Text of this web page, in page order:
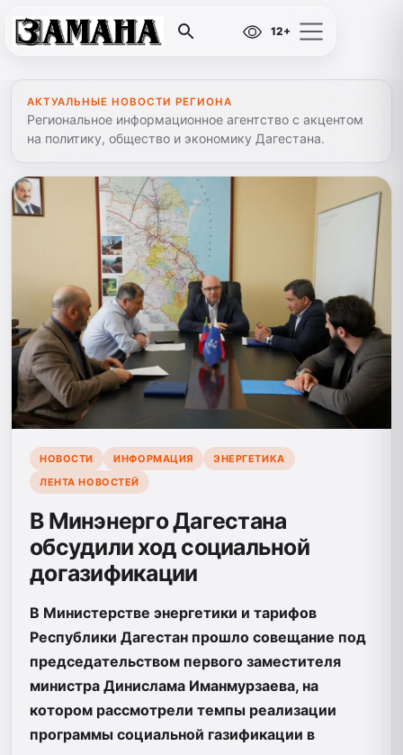
12+
АКТУАЛЬНЫЕ НОВОСТИ РЕГИОНА
Региональное информационное агентство с акцентом
на политику, общество и экономику Дагестана.
НОВОСТИ ИНФОРМАЦИЯ
ЭНЕРГЕТИКА
ЛЕНТА НОВОСТЕЙ
В Минэнерго Дагестана
обсудили ход социальной
догазификации
В Министерстве энергетики и тарифов
Республики Дагестан прошло совещание под
председательством первого заместителя
министра Динислама Иманмурзаева, на
котором рассмотрели темпы реализации
программы социальной газификации в